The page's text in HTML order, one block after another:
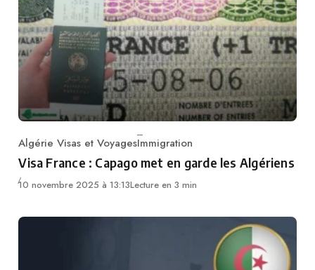
Category
Algérie Visas et VoyagesImmigration
Visa France : Capago met en garde les Algériens
10 novembre 2025 à 13:13Lecture en 3 min